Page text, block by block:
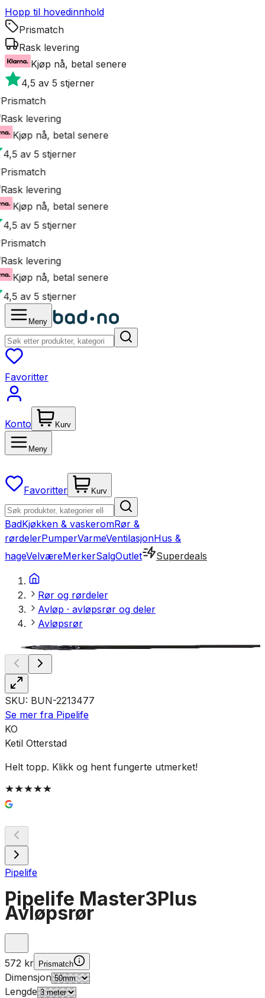
Hopp til hovedinnhold
Prismatch
Rask levering
Kjøp nå, betal senere
4,5 av 5 stjerner
levering
Kjøp nå, betal senere
4,5 av 5 stjerner
levering
Kjøp nå, betal senere
4,5 av 5 stjerner
levering
Kjøp nå, betal senere
4,5 av 5 stjerner
Meny
Favoritter
Konto Kurv
Meny
Favoritter Kurv
BadKjøkken & vaskeromRør &
rørdelerPumperVarmeVentilasjonHus &
hageVelværeMerkerSalgOutlet Superdeals
Rør og rørdeler
Avløp · avløpsrør og deler
Avløpsrør
SKU: BUN-2213477
Se mer fra Pipelife
KO
Ketil Otterstad
Helt topp. Klikk og hent fungerte utmerket!
Pipelife
Pipelife Master3Plus
Avløpsrør
572 kr Prismatch
Dimensjon
Lengde